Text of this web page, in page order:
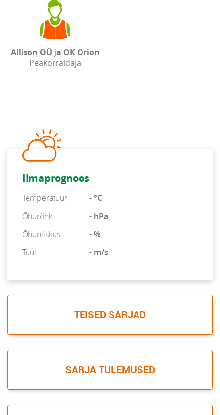
Allison OÜ ja OK Orion
Peakorraldaja
Ilmaprognoos
Temperatuur
- °C
Õhurõhk
- hPa
Õhuniiskus
- %
Tuul
- m/s
TEISED SARJAD
SARJA TULEMUSED